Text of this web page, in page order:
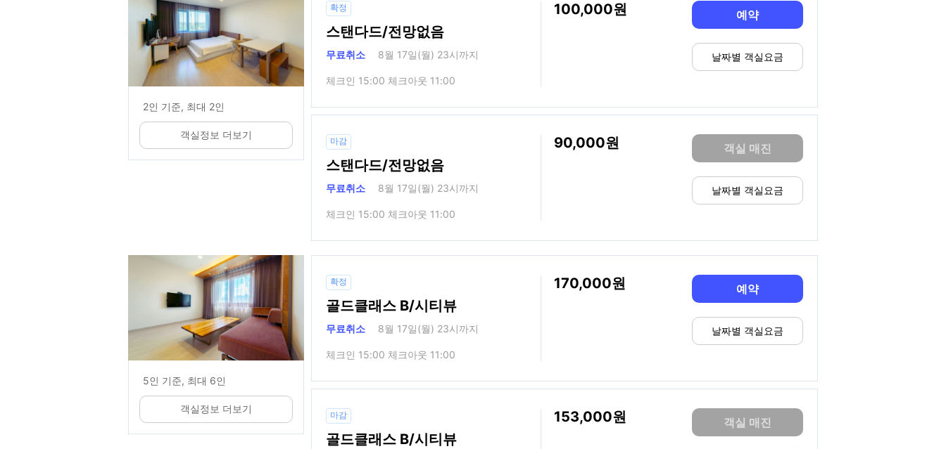
2인 기준, 최대 2인
객실정보 더보기
확정
스탠다드/전망없음
무료취소 8월 17일(월) 23시까지
체크인 15:00 체크아웃 11:00
100,000 예약
날짜별 객실요금
마감
스탠다드/전망없음
무료취소 8월 17일(월) 23시까지
체크인 15:00 체크아웃 11:00
90,000 객실 매진
날짜별 객실요금
5인 기준, 최대 6인
객실정보 더보기
확정
골드클래스 B/시티뷰
무료취소 8월 17일(월) 23시까지
체크인 15:00 체크아웃 11:00
170,000 예약
날짜별 객실요금
마감
골드클래스 B/시티뷰
153,000 객실 매진